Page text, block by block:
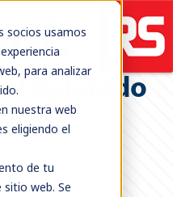
socios usamos
para analizar
nuestra web
eligiendo el
de tu
web. Se